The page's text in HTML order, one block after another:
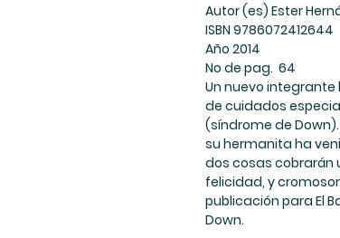
Autor (es) Ester
ISBN 9786072412644
Año 2014
No de pag. 64
Un nuevo integrante
de cuidados
(síndrome de
su hermanita ha
dos cosas cobrarán
felicidad, y
publicación para El
Down.